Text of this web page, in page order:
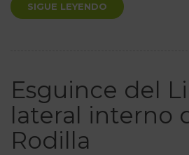
SIGUE LEYENDO
Esguince del
lateral interno
Rodilla